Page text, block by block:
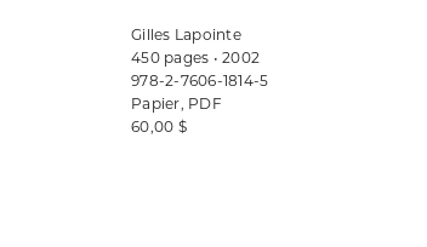
Gilles Lapointe
450 pages • 2002
978-2-7606-1814-5
Papier, PDF
60,00 $